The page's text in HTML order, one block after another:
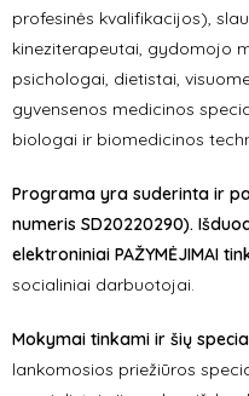
profesinės kvalifikacijos),
kineziterapeutai, gydomojo
psichologai, dietistai,
gyvensenos medicinos
biologai ir biomedicinos
Programa yra suderinta ir
numeris SD20220290).
elektroniniai PAŽYMĖJIMAI
socialiniai darbuotojai.
Mokymai tinkami ir šių
lankomosios priežiūros